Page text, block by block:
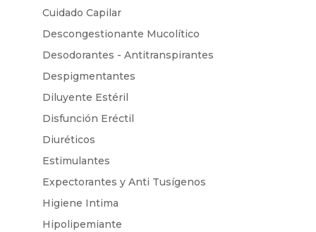
Cuidado Capilar
Descongestionante Mucolítico
Desodorantes - Antitranspirantes
Despigmentantes
Diluyente Estéril
Disfunción Eréctil
Diuréticos
Estimulantes
Expectorantes y Anti Tusígenos
Higiene Intima
Hipolipemiante